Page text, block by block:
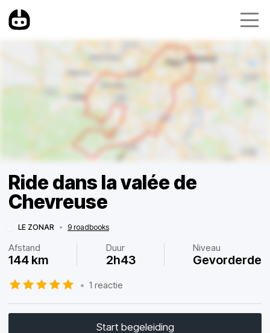
Ride dans la valée de
Chevreuse
LE ZONAR • 9 roadbooks
Afstand
144 km
Duur
2h43
Niveau
Gevorderde
• 1 reactie
Start begeleiding